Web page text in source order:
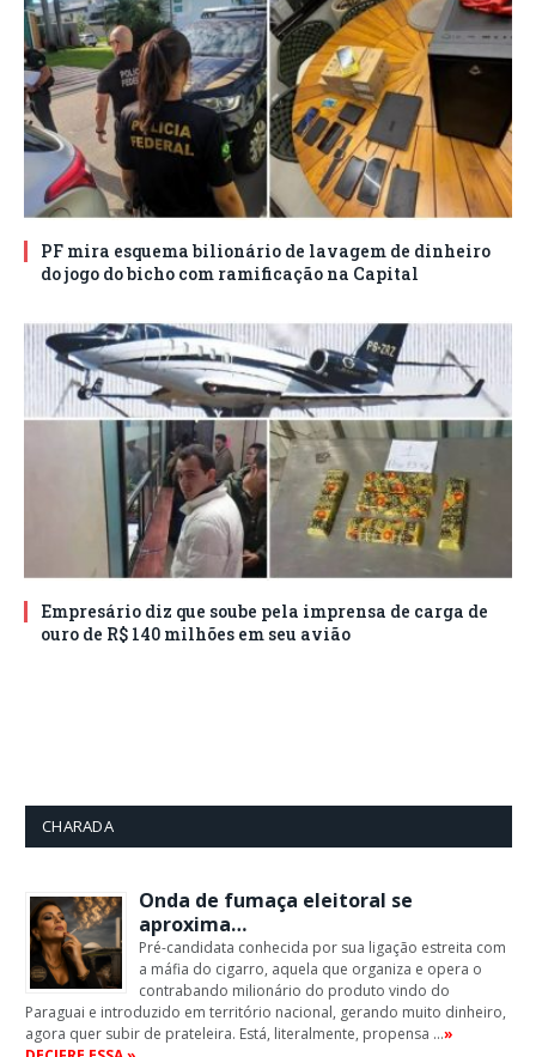
PF mira esquema bilionário de lavagem de dinheiro
do jogo do bicho com ramificação na Capital
Empresário diz que soube pela imprensa de carga de
ouro de R$ 140 milhões em seu avião
CHARADA
Onda de fumaça eleitoral se
aproxima…
Pré-candidata conhecida por sua ligação estreita com
a máfia do cigarro, aquela que organiza e opera o
contrabando milionário do produto vindo do
Paraguai e introduzido em território nacional, gerando muito dinheiro,
agora quer subir de prateleira. Está, literalmente, propensa …»